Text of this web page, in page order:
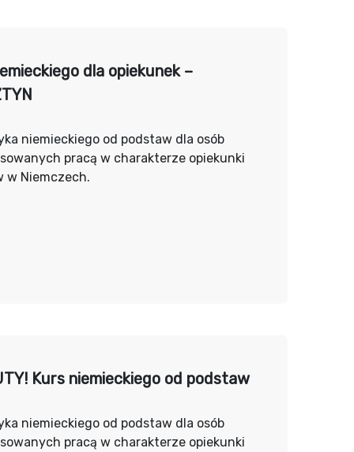
dla opiekunek –
niemieckiego od podstaw dla osób
pracą w charakterze opiekunki
w Niemczech.
Kurs niemieckiego od podstaw
niemieckiego od podstaw dla osób
pracą w charakterze opiekunki